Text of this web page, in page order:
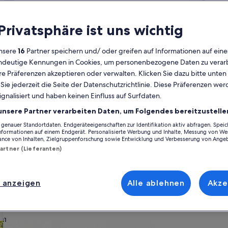
Derzeit
die
Monate
August
2026
und
September
angezeigt.
MoMontag
DiDienstag
MiMittwoch
DoDonnerstag
Fr Freitag
SaSamstag
SoSonntag
3 4 5 6 7 8 9
10 11 12
23
30
31
MoMontag
Di
7 8 9
21 22
28 29
Ferienunterkünften in Bundoran, die für deinen Urlaub wie
mit Annehmlichkeiten, die keine Wünsche offenlassen. Dazu
die Art von Unterkunft, die all deine Bedürfnisse erfüllt – das
deinem Geschmack
oder Apartments
ist uns wichtig
16 Partner speichern und/ oder greifen auf Informationen auf
Kennungen in Cookies, um personenbezogene Daten zu
Präferenzen akzeptieren oder verwalten. Klicken Sie dazu bitte
jederzeit die Seite der Datenschutzrichtlinie. Diese Präferenzen
und haben keinen Einfluss auf Surfdaten.
Partner verarbeiten Daten, um Folgendes
Standortdaten. Endgeräteeigenschaften zur Identifikation aktiv abfragen.
auf einem Endgerät. Personalisierte Werbung und Inhalte, Messung von
von Inhalten, Zielgruppenforschung sowie Entwicklung und Verbesserung von
(Lieferanten)
Alle ablehnen